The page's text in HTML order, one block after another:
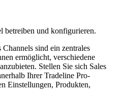
betreiben und konfigurieren.
sind ein zentrales
ermöglicht, verschiedene
Stellen Sie sich Sales
Ihrer Tradeline Pro-
Einstellungen, Produkten,